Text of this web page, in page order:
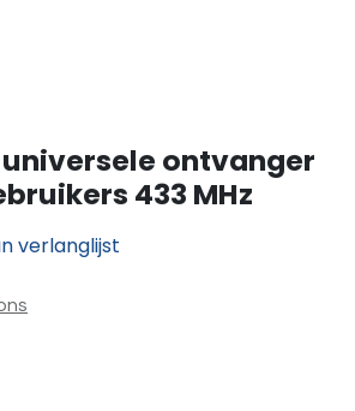
ontvanger
433 MHz
verlanglijst